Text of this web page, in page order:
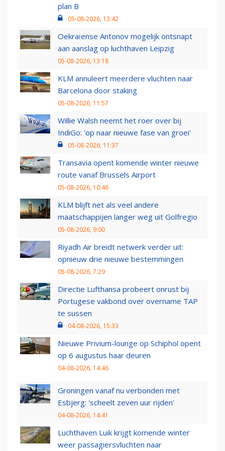
plan B
05-08-2026, 13:42
Oekraïense Antonov mogelijk ontsnapt
aan aanslag op luchthaven Leipzig
05-08-2026, 13:18
KLM annuleert meerdere vluchten naar
Barcelona door staking
05-08-2026, 11:57
Willie Walsh neemt het roer over bij
IndiGo: 'op naar nieuwe fase van groei'
05-08-2026, 11:37
Transavia opent komende winter nieuwe
route vanaf Brussels Airport
05-08-2026, 10:46
KLM blijft net als veel andere
maatschappijen langer weg uit Golfregio
05-08-2026, 9:00
Riyadh Air breidt netwerk verder uit:
opnieuw drie nieuwe bestemmingen
05-08-2026, 7:29
Directie Lufthansa probeert onrust bij
Portugese vakbond over overname TAP
te sussen
04-08-2026, 15:33
Nieuwe Privium-lounge op Schiphol opent
op 6 augustus haar deuren
04-08-2026, 14:46
Groningen vanaf nu verbonden met
Esbjerg: 'scheelt zeven uur rijden'
04-08-2026, 14:41
Luchthaven Luik krijgt komende winter
weer passagiersvluchten naar